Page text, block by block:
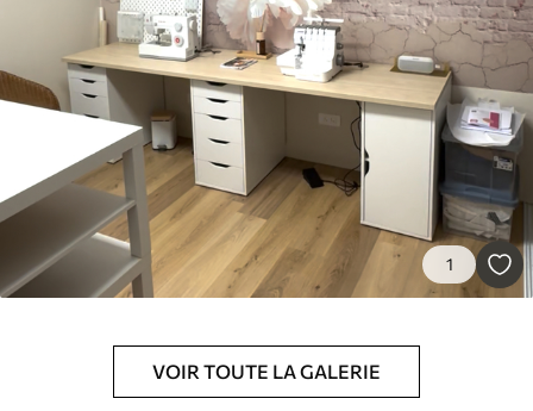
Standard
.3326.00₣/m²
Premium
55.0033.00 /m²
Vinyle Premium
63 .00₣ /m²
Peel and Stick
/m²
1
VOIR TOUTE LA GALERIE